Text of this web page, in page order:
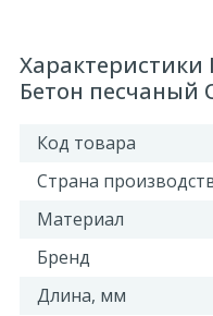
Характеристики
Бетон песчаный
Код товара
Страна
Материал
Бренд
Длина, мм